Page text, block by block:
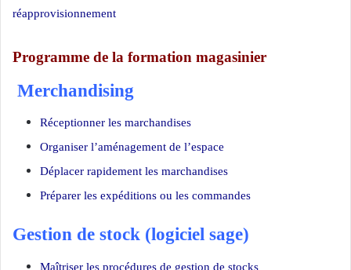
réapprovisionnement
Programme de la formation magasinier
Merchandising
Réceptionner les marchandises
Organiser l’aménagement de l’espace
Déplacer rapidement les marchandises
Préparer les expéditions ou les commandes
Gestion de stock (logiciel sage)
Maîtriser les procédures de gestion de stocks